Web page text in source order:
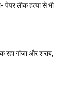
पेपर लीक हत्या से भी
रहा गांजा और शराब,